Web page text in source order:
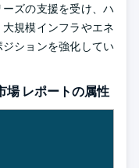
ズの支援を受け、ハ
規模インフラやエネ
ションを強化してい
場 レポートの属性